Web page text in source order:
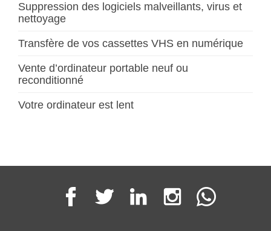
Suppression des logiciels malveillants, virus et
nettoyage
Transfère de vos cassettes VHS en numérique
Vente d’ordinateur portable neuf ou
reconditionné
Votre ordinateur est lent